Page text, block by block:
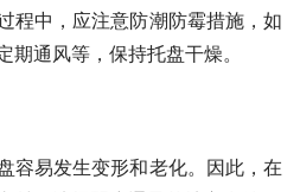
程中，应注意防潮防霉措施，如
通风等，保持托盘干燥。
容易发生变形和老化。因此，在